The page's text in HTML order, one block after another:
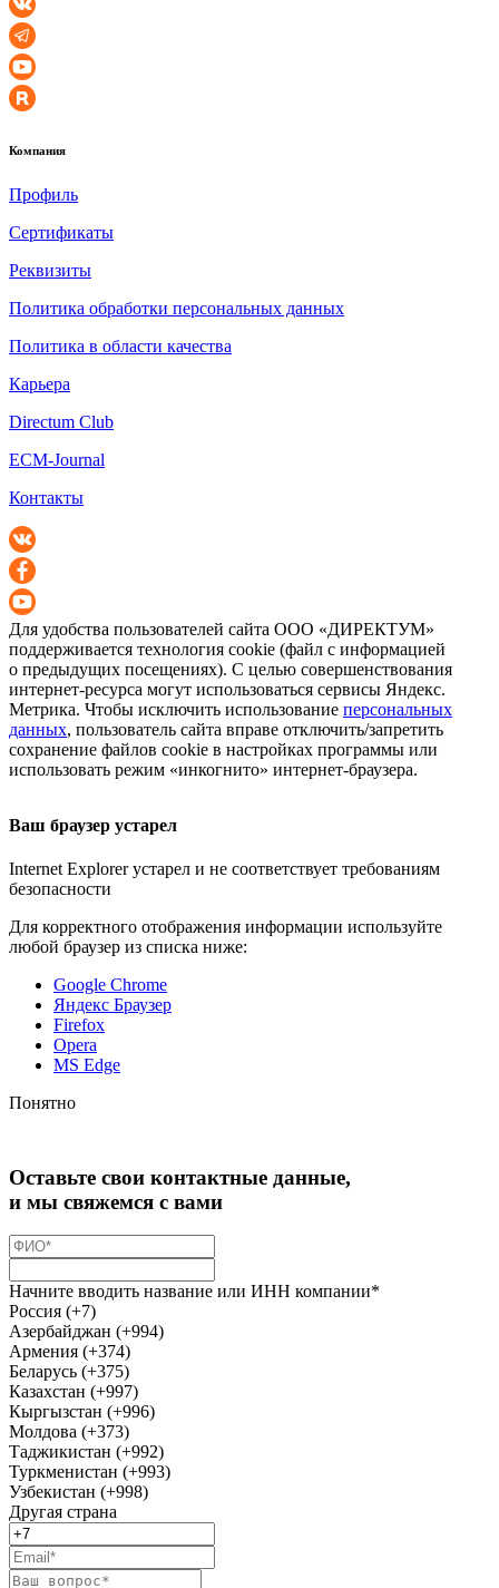
Компания
Профиль
Сертификаты
Реквизиты
Политика обработки персональных данных
Политика в области качества
Карьера
Directum Club
ECM-Journal
Контакты
Для удобства пользователей сайта ООО «ДИРЕКТУМ»
поддерживается технология cookie (файл с информацией
о предыдущих посещениях). С целью совершенствования
интернет-ресурса могут использоваться сервисы Яндекс.
Метрика. Чтобы исключить использование персональных
данных, пользователь сайта вправе отключить/запретить
сохранение файлов cookie в настройках программы или
использовать режим «инкогнито» интернет-браузера.
Ваш браузер устарел
Internet Explorer устарел и не соответствует требованиям
безопасности
Для корректного отображения информации используйте
любой браузер из списка ниже:
Google Chrome
Яндекс Браузер
Firefox
Opera
MS Edge
Понятно
Оставьте свои контактные данные,
и мы свяжемся с вами
Начните вводить название или ИНН компании*
Россия (+7)
Азербайджан (+994)
Армения (+374)
Беларусь (+375)
Казахстан (+997)
Кыргызстан (+996)
Молдова (+373)
Таджикистан (+992)
Туркменистан (+993)
Узбекистан (+998)
Другая страна